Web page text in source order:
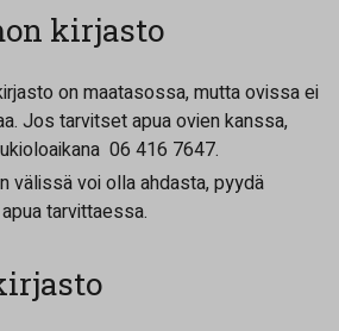
kirjasto
on maatasossa, mutta ovissa ei
Jos tarvitset apua ovien kanssa,
06 416 7647.
välissä voi olla ahdasta, pyydä
tarvittaessa.